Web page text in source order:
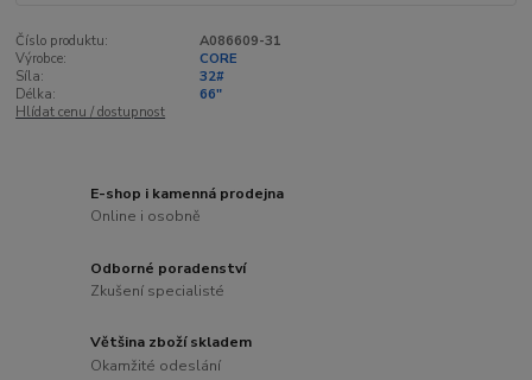
Číslo produktu:
A086609-31
Výrobce:
CORE
Síla:
32#
Délka:
66"
Hlídat cenu / dostupnost
E-shop i kamenná prodejna
Online i osobně
Odborné poradenství
Zkušení specialisté
Většina zboží skladem
Okamžité odeslání